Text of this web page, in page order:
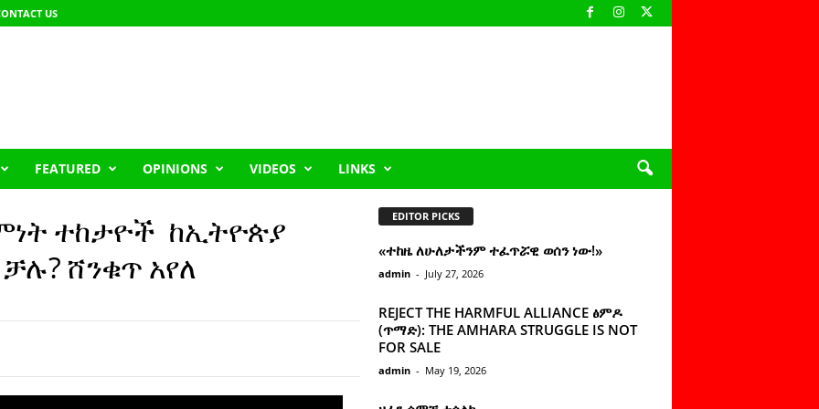
US
FEATURED OPINIONS VIDEOS LINKS
ተከታዮች ከኢትዮጵያ
ሸንቁጥ አየለ
EDITOR PICKS
«ተከዜ ለሁለታችንም ተፈጥሯዊ ወሰን ነው!»
admin - July 27, 2026
REJECT THE HARMFUL ALLIANCE ፅምዶ
(ጥማድ): THE AMHARA STRUGGLE IS NOT
FOR SALE
admin - May 19, 2026